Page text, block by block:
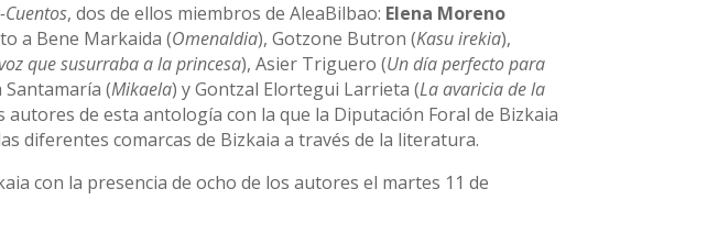
, dos de ellos miembros de AleaBilbao: Elena Moreno
a Bene Markaida (Omenaldia), Gotzone Butron (Kasu irekia),
que susurraba a la princesa), Asier Triguero (Un día perfecto para
Santamaría (Mikaela) y Gontzal Elortegui Larrieta (La avaricia de la
de esta antología con la que la Diputación Foral de Bizkaia
diferentes comarcas de Bizkaia a través de la literatura.
con la presencia de ocho de los autores el martes 11 de